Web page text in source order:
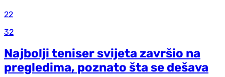
22
32
Najbolji teniser svijeta završio na
pregledima, poznato šta se dešava